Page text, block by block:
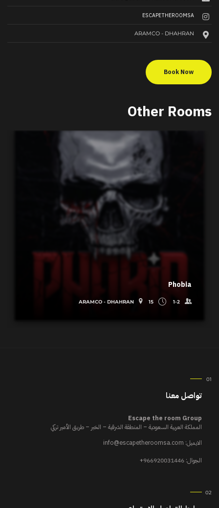
ESCAPETHEROOMSA
ARAMCO - DHAHRAN
Book Now
Other Rooms
Phobia
1-2
ARAMCO - DHAHRAN
تواصل معنا
Escape the room Group
المملكة العربية السعودية – المنطقة الشرقية – الخبر – طريق الأمير تركي
الايميل: info@escapetheroomsa.com
الجوال: +966920031446